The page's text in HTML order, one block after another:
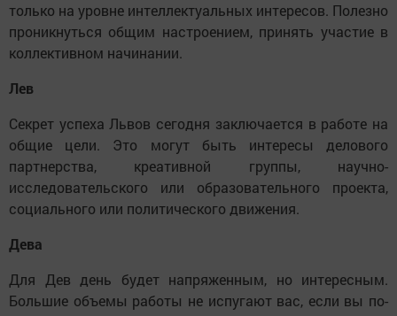
только на уровне интеллектуальных интересов. Полезно
проникнуться общим настроением, принять участие в
коллективном начинании.
Лев
Секрет успеха Львов сегодня заключается в работе на
общие цели. Это могут быть интересы делового
партнерства, креативной группы, научно-
исследовательского или образовательного проекта,
социального или политического движения.
Дева
Для Дев день будет напряженным, но интересным.
Большие объемы работы не испугают вас, если вы по-